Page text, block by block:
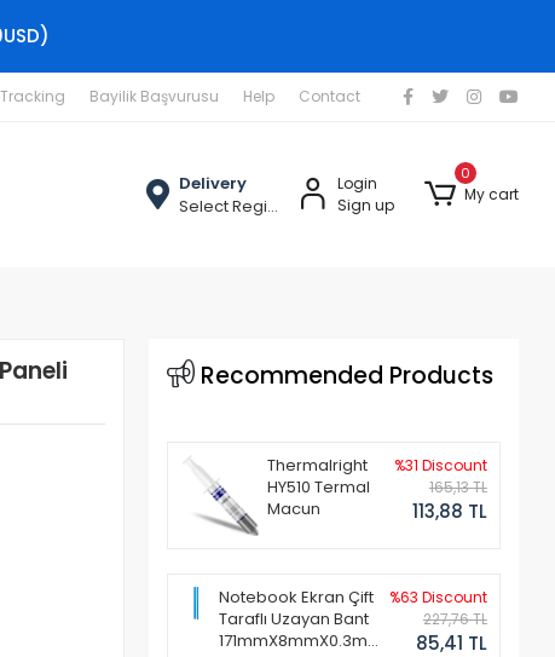
Bayilik Başvurusu Help Contact
Delivery
Select Region
Login
Sign up
0
My cart
Recommended Products
Thermalright
HY510 Termal
Macun
%31 Discount
165,13 TL
113,88 TL
Notebook Ekran Çift
Taraflı Uzayan Bant
171mmX8mmX0.3mm
%63 Discount
227,76 TL
85,41 TL